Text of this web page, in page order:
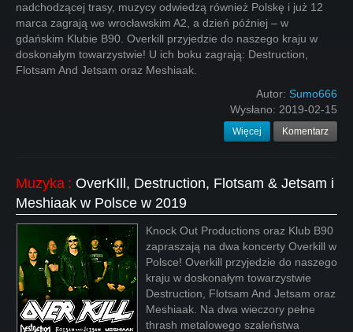
nadchodzącej trasy, muzycy odwiedzą również Polskę i już 12
marca zagrają we wrocławskim A2, a dzień później – w
gdańskim Klubie B90. Overkill przyjedzie do naszego kraju w
doskonałym towarzystwie! U ich boku zagrają: Destruction,
Flotsam And Jetsam oraz Meshiaak.
Autor: Sumo666
Wysłano: 2019-02-15
Więcej Komentarz
Muzyka : OverKIll, Destruction, Flotsam & Jetsam i
Meshiaak w Polsce w 2019
Knock Out Productions oraz Klub B90
zapraszają na dwa koncerty Overkill w
Polsce! Overkill przyjedzie do naszego
kraju w doskonałym towarzystwie
Destruction, Flotsam And Jetsam oraz
Meshiaak. Na dwa wieczory pełne
thrash metalowego szaleństwa